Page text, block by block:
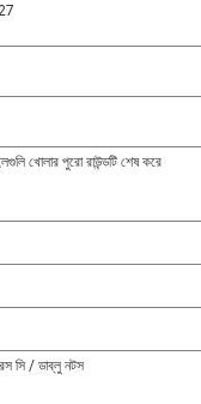
খোলার পুরো রাউন্ডটি শেষ করে
সি / ডাব্লু নটস